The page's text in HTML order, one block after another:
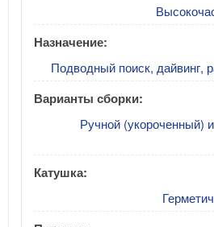
Назначение:
Подводный поиск, дайвинг,
Варианты сборки:
Ручной (укороченный)
Катушка: